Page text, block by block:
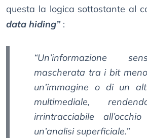
questa la logica sottostante al
data hiding” :
“Un’informazione
mascherata tra i bit
un’immagine o di un
multimediale,
irrintracciabile
un’analisi superficiale.”